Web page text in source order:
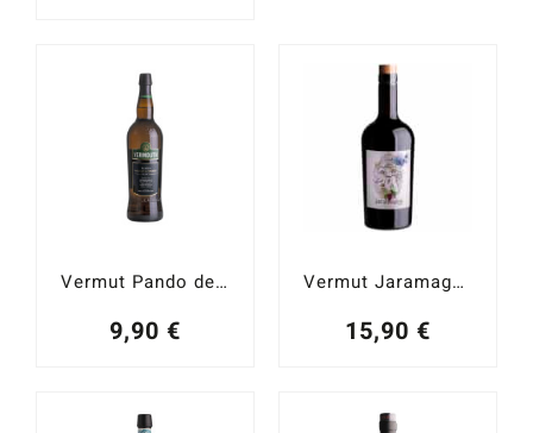
Vermut Pando de Jerez 1L
9,90 €
Vermut Jaramagos 15%
15,90 €